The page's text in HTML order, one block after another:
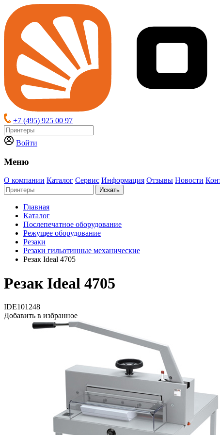
+7 (495) 925 00 97
Войти
Меню
О компании Каталог Сервис Информация Отзывы Новости
Искать
Главная
Каталог
Послепечатное оборудование
Режущее оборудование
Резаки
Резаки гильотинные механические
Резак Ideal 4705
Резак Ideal 4705
IDE101248
Добавить в избранное